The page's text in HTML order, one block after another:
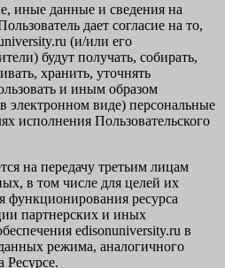
иные данные и сведения на
дает согласие на то,
(и/или его
будут получать, собирать,
хранить, уточнять
и иным образом
электронном виде) персональные
исполнения Пользовательского
на передачу третьим лицам
в том числе для целей их
функционирования ресурса
партнерских и иных
edisonuniversity.ru в
режима, аналогичного